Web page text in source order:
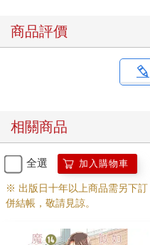
商品評價
相關商品
全選 加入購物車
※ 出版日十年以上商品需另下
併結帳，敬請見諒。